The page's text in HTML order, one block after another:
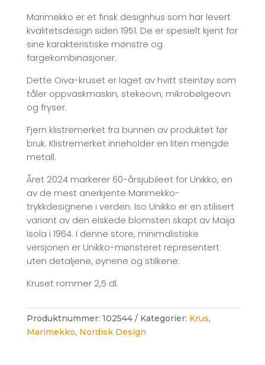
Marimekko er et finsk designhus som har levert
kvalitetsdesign siden 1951. De er spesielt kjent for
sine karakteristiske mønstre og
fargekombinasjoner.
Dette Oiva-kruset er laget av hvitt steintøy som
tåler oppvaskmaskin, stekeovn, mikrobølgeovn
og fryser.
Fjern klistremerket fra bunnen av produktet før
bruk. Klistremerket inneholder en liten mengde
metall.
Året 2024 markerer 60-årsjubileet for Unikko, en
av de mest anerkjente Marimekko-
trykkdesignene i verden. Iso Unikko er en stilisert
variant av den elskede blomsten skapt av Maija
Isola i 1964. I denne store, minimalistiske
versjonen er Unikko-mønsteret representert
uten detaljene, øynene og stilkene.
Kruset rommer 2,5 dl.
Produktnummer: 102544 Kategorier: Krus,
Marimekko, Nordisk Design